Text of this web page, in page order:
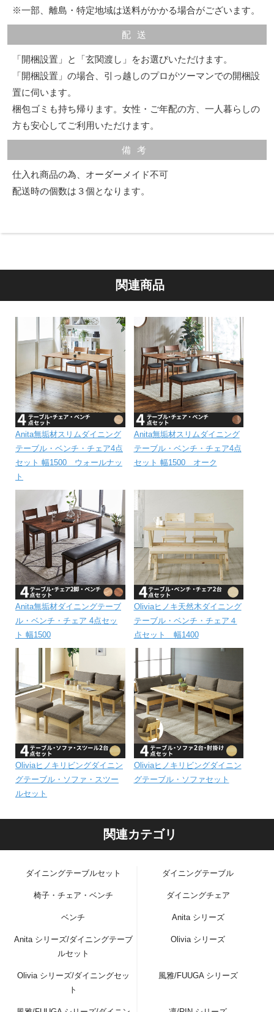
※一部、離島・特定地域は送料がかかる場合がございます。
配送
「開梱設置」と「玄関渡し」をお選びいただけます。
「開梱設置」の場合、引っ越しのプロがツーマンでの開梱設
置に伺います。
梱包ゴミも持ち帰ります。女性・ご年配の方、一人暮らしの
方も安心してご利用いただけます。
備考
仕入れ商品の為、オーダーメイド不可
配送時の個数は３個となります。
関連商品
Anita無垢材スリムダイニング
テーブル・ベンチ・チェア4点
セット 幅1500 ウォールナッ
ト
Anita無垢材スリムダイニング
テーブル・ベンチ・チェア4点
セット 幅1500 オーク
Anita無垢材ダイニングテーブ
ル・ベンチ・チェア 4点セッ
ト 幅1500
Oliviaヒノキ天然木ダイニング
テーブル・ベンチ・チェア４
点セット 幅1400
Oliviaヒノキリビングダイニン
グテーブル・ソファ・スツー
ルセット
Oliviaヒノキリビングダイニン
グテーブル・ソファセット
関連カテゴリ
ダイニングテーブルセット ダイニングテーブル
椅子・チェア・ベンチ ダイニングチェア
ベンチ Anita シリーズ
Anita シリーズ/ダイニングテーブ
ルセット
Olivia シリーズ
Olivia シリーズ/ダイニングセッ
ト
風雅/FUUGA シリーズ